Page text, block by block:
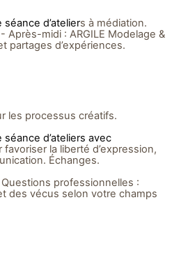
séance d’ateliers à médiation.
Après-midi : ARGILE Modelage &
partages d’expériences.
les processus créatifs.
séance d’ateliers avec
favoriser la liberté d’expression,
Échanges.
professionnelles :
des vécus selon votre champs